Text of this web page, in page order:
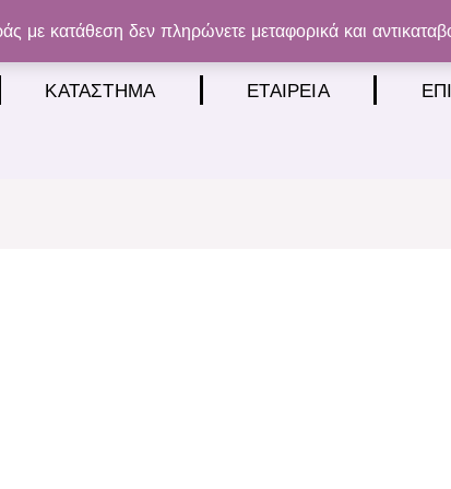
με κατάθεση δεν πληρώνετε μεταφορικά και
ΚΑΤΆΣΤΗΜΑ ΕΤΑΙΡΕΊΑ